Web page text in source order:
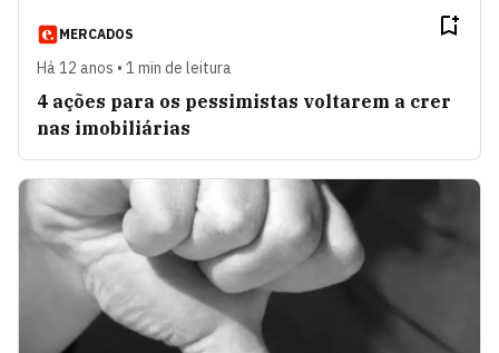
MERCADOS
Há 12 anos • 1 min de leitura
4 ações para os pessimistas voltarem a crer
nas imobiliárias